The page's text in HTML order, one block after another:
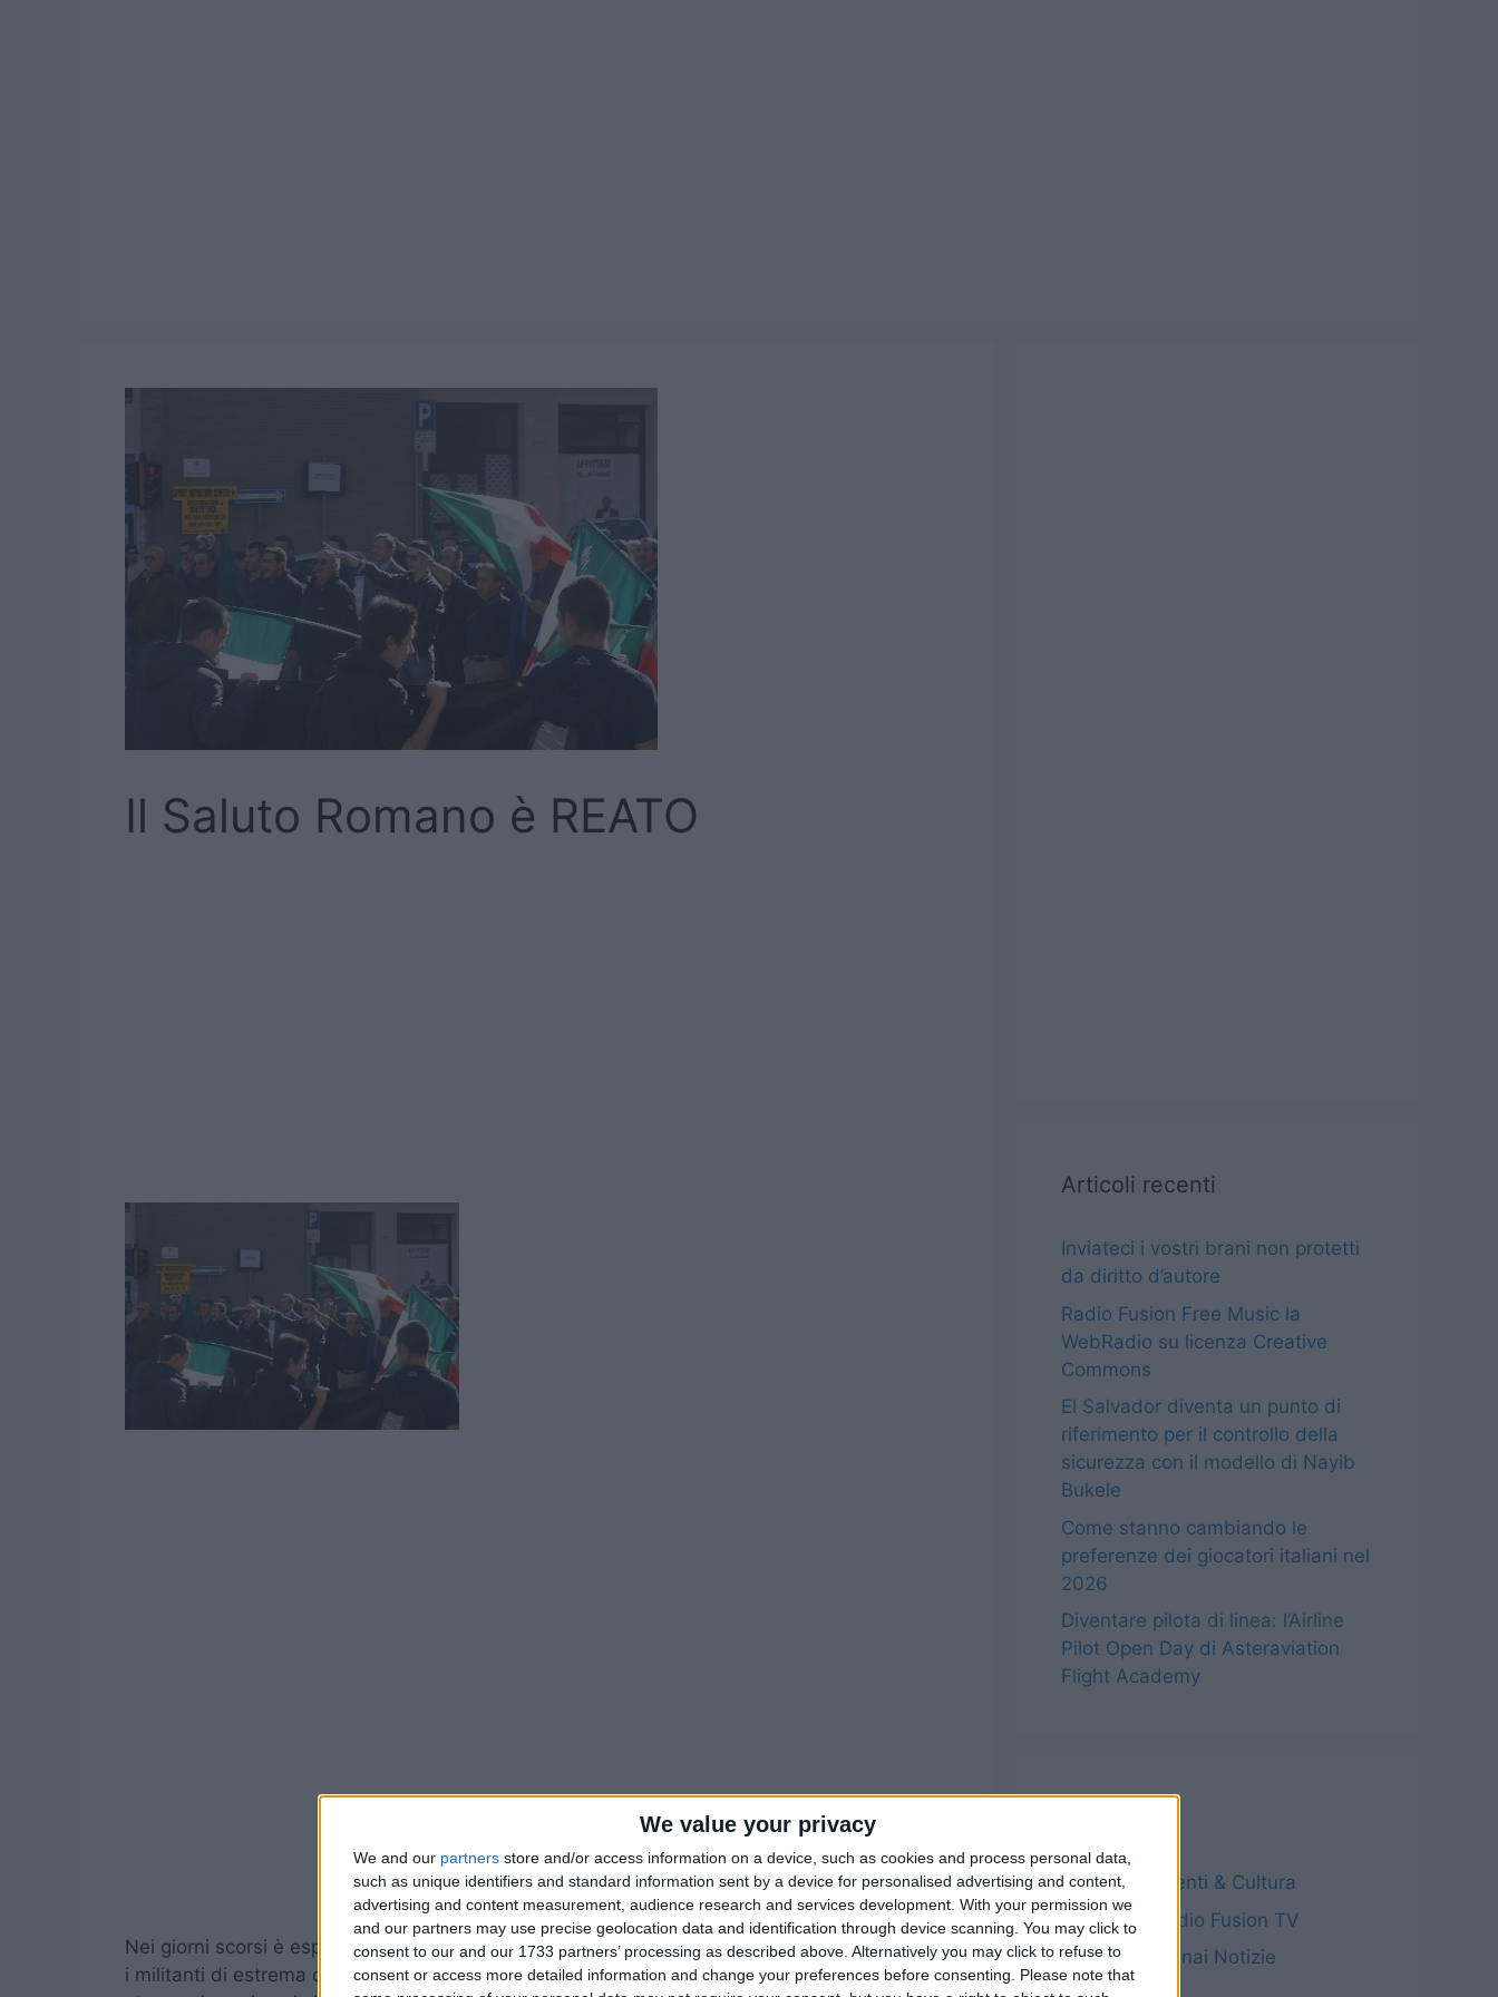
We value your privacy
We and our partners store and/or access information on a device, such as cookies and process personal data,
such as unique identifiers and standard information sent by a device for personalised advertising and content,
advertising and content measurement, audience research and services development. With your permission we
and our partners may use precise geolocation data and identification through device scanning. You may click to
consent to our and our 1733 partners’ processing as described above. Alternatively you may click to refuse to
consent or access more detailed information and change your preferences before consenting.
Please note that
Il Saluto Romano è REATO
Nei giorni scorsi è esplosa la polemica dopo la manifestazione a Cagliari del 25 Aprile dove
i militanti di estrema destra che hanno commemorato i repubblichini di Salò. Infatti nello
Articoli recenti
Inviateci i vostri brani non protetti
da diritto d’autore
Radio Fusion Free Music la
WebRadio su licenza Creative
Commons
El Salvador diventa un punto di
riferimento per il controllo della
sicurezza con il modello di Nayib
Bukele
Come stanno cambiando le
preferenze dei giocatori italiani nel
2026
Diventare pilota di linea: l’Airline
Pilot Open Day di Asteraviation
Flight Academy
Archivio – Eventi & Cultura
Archivio – Radio Fusion TV
Archivio – Sinnai Notizie